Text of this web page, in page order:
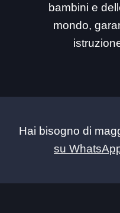
bambini e
mondo,
Hai bisogno di
su